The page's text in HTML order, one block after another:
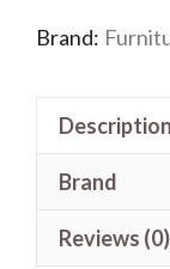
Brand:
Description
Brand
Reviews (0)